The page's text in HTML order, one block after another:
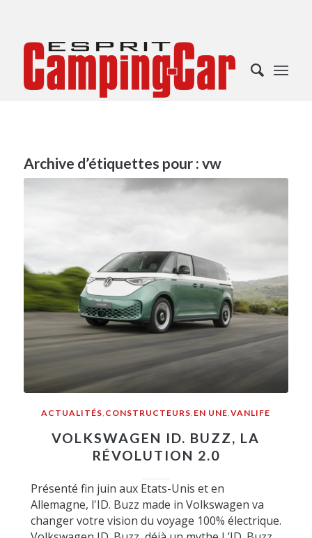
Archive d’étiquettes pour : vw
ACTUALITÉS CONSTRUCTEURS EN UNE ,VANLIFE
VOLKSWAGEN ID. BUZZ, LA
RÉVOLUTION 2.0
Présenté fin juin aux Etats-Unis et en
Allemagne, l'ID. Buzz made in Volkswagen va
changer votre vision du voyage 100% électrique.